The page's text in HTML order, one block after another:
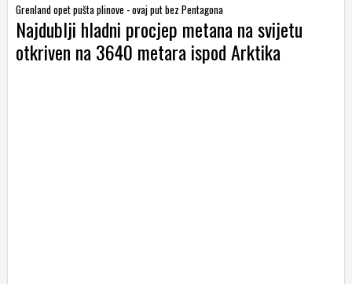
Grenland opet pušta plinove - ovaj put bez Pentagona
Najdublji hladni procjep metana na svijetu
otkriven na 3640 metara ispod Arktika